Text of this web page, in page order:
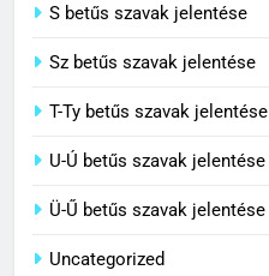
S betűs szavak jelentése
Sz betűs szavak jelentése
T-Ty betűs szavak jelentése
U-Ú betűs szavak jelentése
Ü-Ű betűs szavak jelentése
Uncategorized